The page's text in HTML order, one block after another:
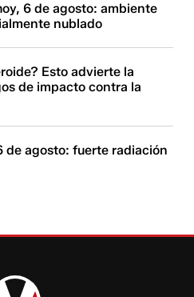
6 de agosto: ambiente
nublado
Esto advierte la
de impacto contra la
de agosto: fuerte radiación